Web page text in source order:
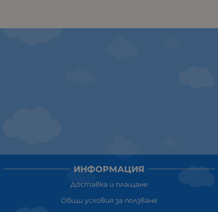
ИНФОРМАЦИЯ
Доставка и плащане
Общи условия за ползване